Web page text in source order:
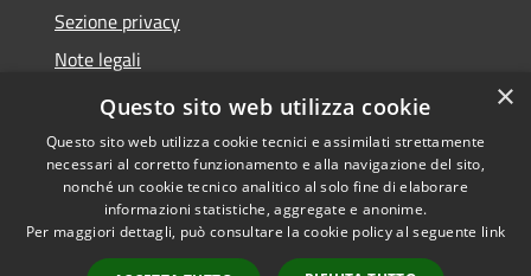
Sezione privacy
Note legali
Dichiarazione di accessibilità
Accessibilità
Copyright © 2026 • Comune di
Scanzorosciate • Powered by
×
Questo sito web utilizza cookie
Questo sito web utilizza cookie tecnici e assimilati strettamente
necessari al corretto funzionamento e alla navigazione del sito,
nonché un cookie tecnico analitico al solo fine di elaborare
informazioni statistiche, aggregate e anonime.
Per maggiori dettagli, può consultare la cookie policy al seguente link